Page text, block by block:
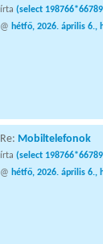
írta (select
@ hétfő, 2026. április 6.,
Re: Mobiltelefonok
írta (select
@ hétfő, 2026. április 6.,